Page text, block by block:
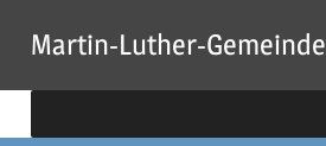
Inhalt
springen
Martin-Luther-Gemeinde